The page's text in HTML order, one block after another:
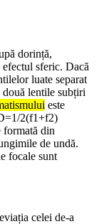
dorință,
efectul sferic. Dacă
luate separat
două lentile subțiri
este
2(f1+f2)
formată din
de undă.
focale sunt
celei de-a